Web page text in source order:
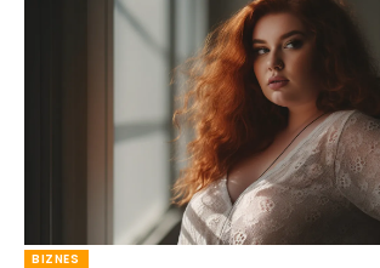
BIZNES